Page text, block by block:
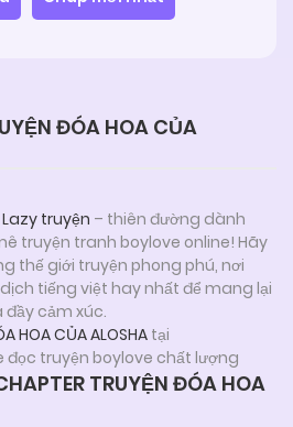
ĐÓA HOA CỦA
Lazy truyện – thiên đường dành
truyện tranh boylove online! Hãy
thế giới truyện phong phú, nơi
tiếng việt hay nhất để mang lại
cảm xúc.
HOA CỦA ALOSHA tại
đọc truyện boylove chất lượng
TRUYỆN ĐÓA HOA